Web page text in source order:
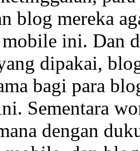
blog mereka
ini. Dan
dipakai,
bagi para
Sementara
dengan